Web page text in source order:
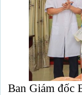
Ban Giám đốc